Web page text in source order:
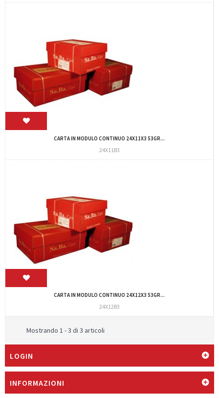
CARTA IN MODULO CONTINUO 24X11X3 53GR...
24X11B3
CARTA IN MODULO CONTINUO 24X12X3 53GR...
24X12B3
Mostrando 1 - 3 di 3 articoli
LOGIN
INFORMAZIONI